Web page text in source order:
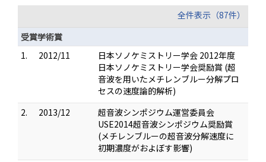
全件表示（87件）
受賞学術賞
1.
2012/11
日本ソノケミストリー学会 2012年度
日本ソノケミストリー学会奨励賞 (超
音波を用いたメチレンブルー分解プロ
セスの速度論的解析)
2.
2013/12
超音波シンポジウム運営委員会
USE2014超音波シンポジウム奨励賞
(メチレンブルーの超音波分解速度に
初期濃度がおよぼす影響)